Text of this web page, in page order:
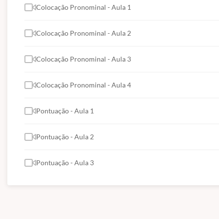
14-PontuaçãoColocação Pronominal - Aula 1
Colocação Pronominal - Aula 2
Colocação Pronominal - Aula 3
Colocação Pronominal - Aula 4
Pontuação - Aula 1
Pontuação - Aula 2
Pontuação - Aula 3